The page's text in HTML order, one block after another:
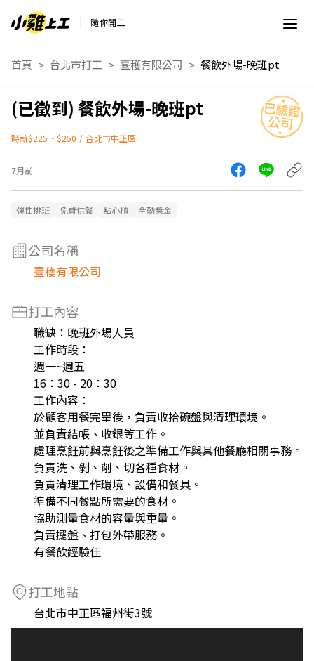
隨你開工
首頁 台北市打工 臺穫有限公司 餐飲外場-晚班pt
餐飲外場-晚班pt
時薪$225 ~ $250 / 台北市中正區
7月前
彈性排班 免費供餐 點心櫃 全勤獎金
公司名稱
臺穫有限公司
打工內容
職缺：晚班外場人員
工作時段：
週一~週五
16：30 - 20：30
工作內容：
於顧客用餐完畢後，負責收拾碗盤與清理環境。
並負責結帳、收銀等工作。
處理烹飪前與烹飪後之準備工作與其他餐廳相關事務。
負責洗、剝、削、切各種食材。
負責清理工作環境、設備和餐具。
準備不同餐點所需要的食材。
協助測量食材的容量與重量。
負責擺盤、打包外帶服務。
有餐飲經驗佳
打工地點
台北市中正區福州街3號